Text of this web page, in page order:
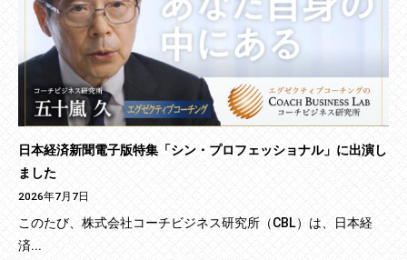
日本経済新聞電子版特集「シン・プロフェッショナル」に出演し
ました
2026年7月7日
このたび、株式会社コーチビジネス研究所（CBL）は、日本経
済...